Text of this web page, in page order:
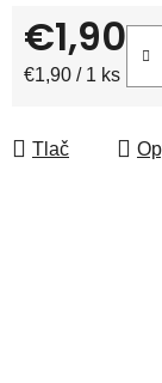
€1,90
Jednotková cena:
€1,90 / 1 ks
Tlač